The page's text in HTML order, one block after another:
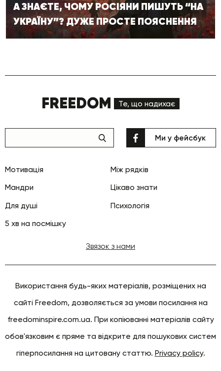
А ЗНАЄТЕ, ЧОМУ РОСІЯНИ ПИШУТЬ “НА
УКРАЇНУ”? ДУЖЕ ПРОСТЕ ПОЯСНЕННЯ
FREEDOM Те, що надихає
Мотивація
Між рядків
Мандри
Цікаво знати
Для душі
Психологія
5 хв на посмішку
Ми у фейсбук
Звязок з нами
Використання будь-яких матеріалів, розміщених на
сайті Freedom, дозволяється за умови посилання на
freedominspire.com.ua. При копіюванні матеріалів сайту
обов'язковим є пряме та відкрите для пошукових систем
гіперпосилання на цитовану статтю. Privacy policy.